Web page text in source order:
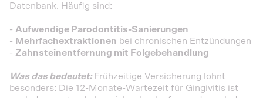
Datenbank. Häufig sind:
- Aufwendige Parodontitis-Sanierungen
- Mehrfachextraktionen bei chronischen Entzündungen
- Zahnsteinentfernung mit Folgebehandlung
Was das bedeutet: Frühzeitige Versicherung lohnt
besonders: Die 12-Monate-Wartezeit für Gingivitis ist